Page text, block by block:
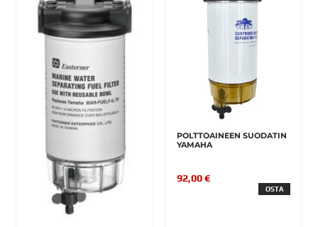
POLTTOAINEEN SUODATIN
YAMAHA
92,00 €
OSTA